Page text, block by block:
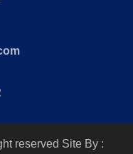
reserved Site By :